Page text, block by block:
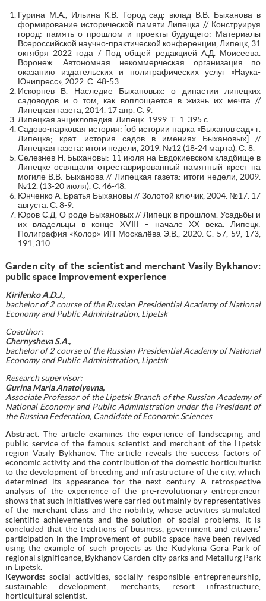
Гурина М.А., Ильина К.В. Город-сад: вклад В.В. Быханова в
формирование исторической памяти Липецка // Конструируя
город: память о прошлом и проекты будущего: Материалы
Всероссийской научно-практической конференции, Липецк, 31
октября 2022 года / Под общей редакцией А.Д. Моисеева.
Воронеж: Автономная некоммерческая организация по
оказанию издательских и полиграфических услуг «Наука-
Юнипресс», 2022. С. 48-53.
Искорнев В. Наследие Быхановых: о династии липецких
садоводов и о том, как воплощается в жизнь их мечта //
Липецкая газета, 2014. 17 апр. С. 9.
Липецкая энциклопедия. Липецк: 1999. Т. 1. 395 с.
Садово-парковая история: [об истории парка «Быханов сад» г.
Липецка; крат. история садов в имениях Быхановых] //
Липецкая газета: итоги недели, 2019. №12 (18-24 марта). С. 8.
Селезнев Н. Быхановы: 11 июля на Евдокиевском кладбище в
Липецке освящали отреставрированный памятный крест на
могиле В.В. Быханова // Липецкая газета: итоги недели, 2009.
№12. (13-20 июля). С. 46-48.
Юнченко А. Братья Быхановы // Золотой ключик, 2004. №17. 17
августа. С. 8-9.
Юров С.Д. О роде Быхановых // Липецк в прошлом. Усадьбы и
их владельцы в конце XVIII – начале XX века. Липецк:
Полиграфия «Колор» ИП Москалёва Э.В., 2020. С. 57, 59, 173,
191, 310.
Garden city of the scientist and merchant Vasily Bykhanov:
public space improvement experience
Kirilenko A.D.J.,
bachelor of 2 course of the Russian Presidential Academy of National
Economy and Public Administration, Lipetsk
Coauthor:
Chernysheva S.A.,
bachelor of 2 course of the Russian Presidential Academy of National
Economy and Public Administration, Lipetsk
Research supervisor:
Gurina Maria Anatolyevna,
Associate Professor of the Lipetsk Branch of the Russian Academy of
National Economy and Public Administration under the President of
the Russian Federation, Candidate of Economic Sciences
Abstract.The article examines the experience of landscaping and
public service of the famous scientist and merchant of the Lipetsk
region Vasily Bykhanov. The article reveals the success factors of
economic activity and the contribution of the domestic horticulturist
to the development of breeding and infrastructure of the city, which
determined its appearance for the next century. A retrospective
analysis of the experience of the pre-revolutionary entrepreneur
shows that such initiatives were carried out mainly by representatives
of the merchant class and the nobility, whose activities stimulated
scientific achievements and the solution of social problems. It is
concluded that the traditions of business, government and citizens'
participation in the improvement of public space have been revived
using the example of such projects as the Kudykina Gora Park of
regional significance, Bykhanov Garden city parks and Metallurg Park
in Lipetsk.
Keywords: social activities, socially responsible entrepreneurship,
sustainable development, merchants, resort infrastructure,
horticultural scientist.